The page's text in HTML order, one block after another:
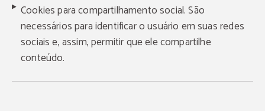
Cookies para compartilhamento social. São
necessários para identificar o usuário em suas redes
sociais e, assim, permitir que ele compartilhe
conteúdo.